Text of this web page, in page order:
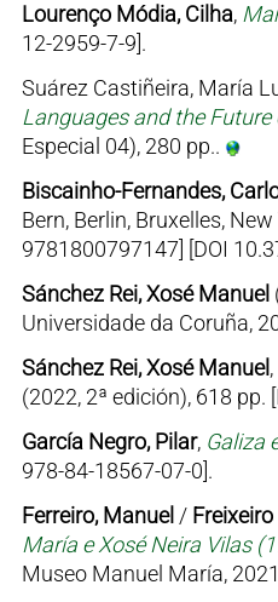
Lourenço Módia, Cilha,
12-2959-7-9].
Suárez Castiñeira, María
Languages and the Future
Especial 04), 280 pp..
Biscainho-Fernandes,
Bern, Berlin, Bruxelles,
9781800797147] [DOI
Sánchez Rei, Xosé Manuel
Universidade da Coruña,
Sánchez Rei, Xosé Manuel,
(2022, 2ª edición), 618 pp.
García Negro, Pilar, Galiza
978-84-18567-07-0].
Ferreiro, Manuel /
María e Xosé Neira Vilas
Museo Manuel María,